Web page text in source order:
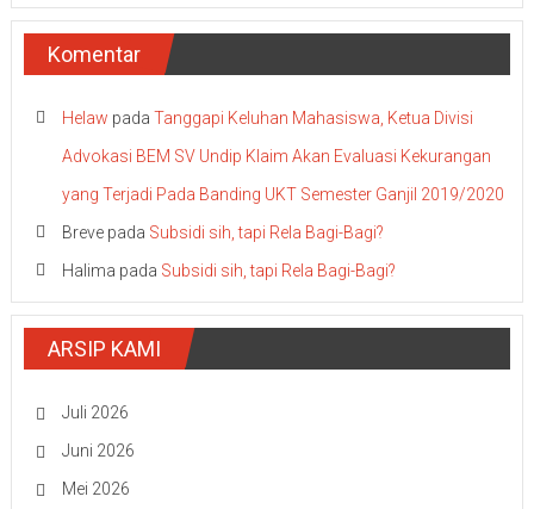
Komentar
Helaw pada Tanggapi Keluhan Mahasiswa, Ketua Divisi
Advokasi BEM SV Undip Klaim Akan Evaluasi Kekurangan
yang Terjadi Pada Banding UKT Semester Ganjil 2019/2020
Brevepada Subsidi sih, tapi Rela Bagi-Bagi?
Halima pada Subsidi sih, tapi Rela Bagi-Bagi?
ARSIP KAMI
Juli 2026
Juni 2026
Mei 2026